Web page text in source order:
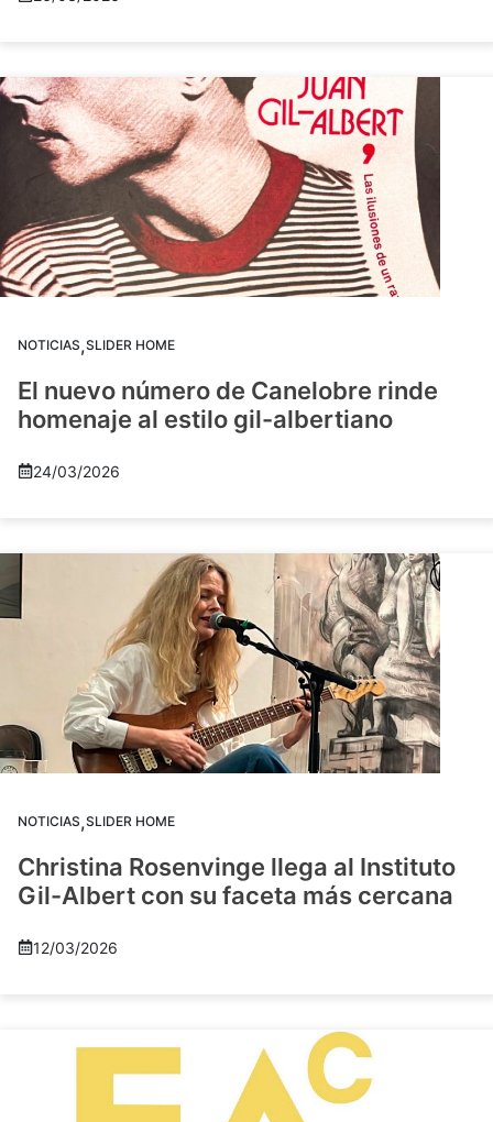
NOTICIAS,SLIDER HOME
El nuevo número de Canelobre rinde
homenaje al estilo gil-albertiano
24/03/2026
NOTICIAS,SLIDER HOME
Christina Rosenvinge llega al Instituto
Gil-Albert con su faceta más cercana
12/03/2026